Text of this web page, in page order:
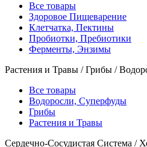
Все товары
Здоровое Пищеварение
Клетчатка, Пектины
Пробиотки, Пребиотики
Ферменты, Энзимы
Растения и Травы / Грибы /
Все товары
Водоросли, Суперфуды
Грибы
Растения и Травы
Сердечно-Сосудистая Система